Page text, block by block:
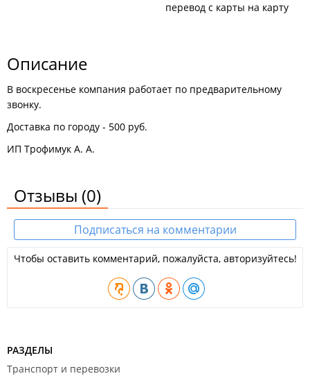
перевод с карты на карту
Описание
В воскресенье компания работает по предварительному
звонку.
Доставка по городу - 500 руб.
ИП Трофимук А. А.
Отзывы (0)
Подписаться на комментарии
Чтобы оставить комментарий, пожалуйста, авторизуйтесь!
РАЗДЕЛЫ
Транспорт и перевозки